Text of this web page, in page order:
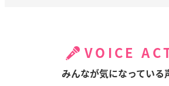
VOICE
みんなが気になっている